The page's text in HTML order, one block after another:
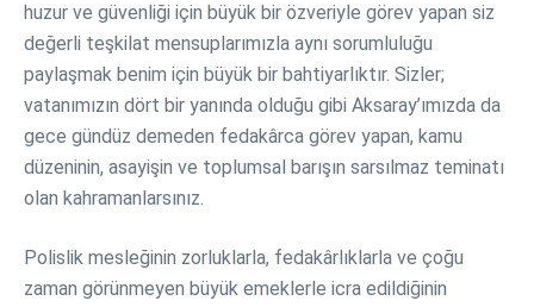
huzur ve güvenliği için büyük bir özveriyle görev yapan siz
değerli teşkilat mensuplarımızla aynı sorumluluğu
paylaşmak benim için büyük bir bahtiyarlıktır. Sizler;
vatanımızın dört bir yanında olduğu gibi Aksaray’ımızda da
gece gündüz demeden fedakârca görev yapan, kamu
düzeninin, asayişin ve toplumsal barışın sarsılmaz teminatı
olan kahramanlarsınız.
Polislik mesleğinin zorluklarla, fedakârlıklarla ve çoğu
zaman görünmeyen büyük emeklerle icra edildiğinin